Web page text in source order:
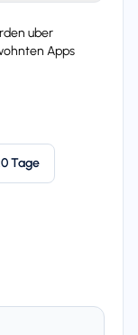
uber
Apps
Tage